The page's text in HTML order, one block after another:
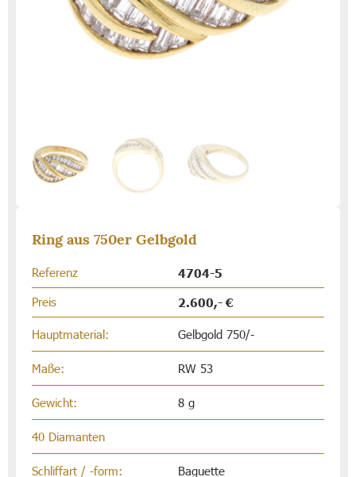
Ring aus 750er Gelbgold
Referenz 4704-5
Preis 2.600,- €
Hauptmaterial: Gelbgold 750/-
Maße: RW 53
Gewicht: 8 g
40 Diamanten
Schliffart / -form: Baguette